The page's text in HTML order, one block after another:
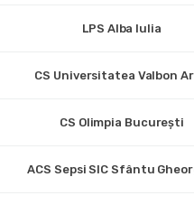
LPS Alba Iulia
CS Universitatea Valbon
CS Olimpia București
ACS Sepsi SIC Sfântu